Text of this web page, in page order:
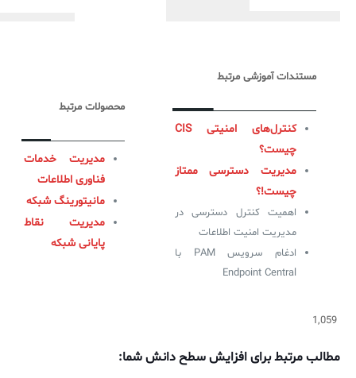
مستندات آموزشی مرتبط
کنترل‌های امنیتی CIS
چیست؟
مدیریت دسترسی ممتاز
چیست!؟
اهمیت کنترل دسترسی در
مدیریت امنیت اطلاعات
ادغام سرویس PAM با
Endpoint Central
محصولات مرتبط
مدیریت خدمات
فناوری اطلاعات
مانیتورینگ شبکه
مدیریت نقاط
پایانی شبکه
1,059
مطالب مرتبط برای افزایش سطح دانش شما: